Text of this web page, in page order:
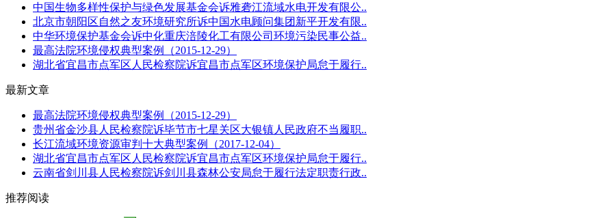
中国生物多样性保护与绿色发展基金会诉雅砻江流域水电开发有限公..
北京市朝阳区自然之友环境研究所诉中国水电顾问集团新平开发有限..
中华环境保护基金会诉中化重庆涪陵化工有限公司环境污染民事公益..
最高法院环境侵权典型案例（2015-12-29）
湖北省宜昌市点军区人民检察院诉宜昌市点军区环境保护局怠于履行..
最新文章
最高法院环境侵权典型案例（2015-12-29）
贵州省金沙县人民检察院诉毕节市七星关区大银镇人民政府不当履职..
长江流域环境资源审判十大典型案例（2017-12-04）
湖北省宜昌市点军区人民检察院诉宜昌市点军区环境保护局怠于履行..
云南省剑川县人民检察院诉剑川县森林公安局怠于履行法定职责行政..
推荐阅读